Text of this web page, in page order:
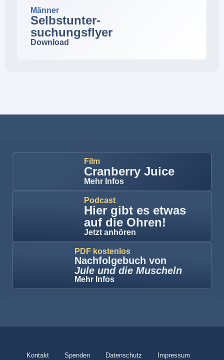
Männer
Selbstunter-
suchungsflyer
Download
Film
Cranberry Juice
Mehr Infos
Podcast
Hier gibt es etwas
auf die Ohren!
Jetzt anhören
PDF kostenlos
Nachfolgebuch von
Jule und die Muscheln
Mehr Infos
Kontakt Spenden Datenschutz Impressum